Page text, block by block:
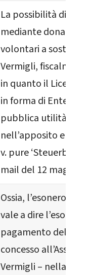
La possibilità di
mediante donazioni
volontari a sostegno
Vermigli,
in quanto il Liceo è
in forma di Ente No
pubblica utilità,
nell’apposito
v. pure
mail del 12 maggio
Ossia, l’esonero
vale a dire l’esonero
pagamento delle
concesso
Vermigli – nella